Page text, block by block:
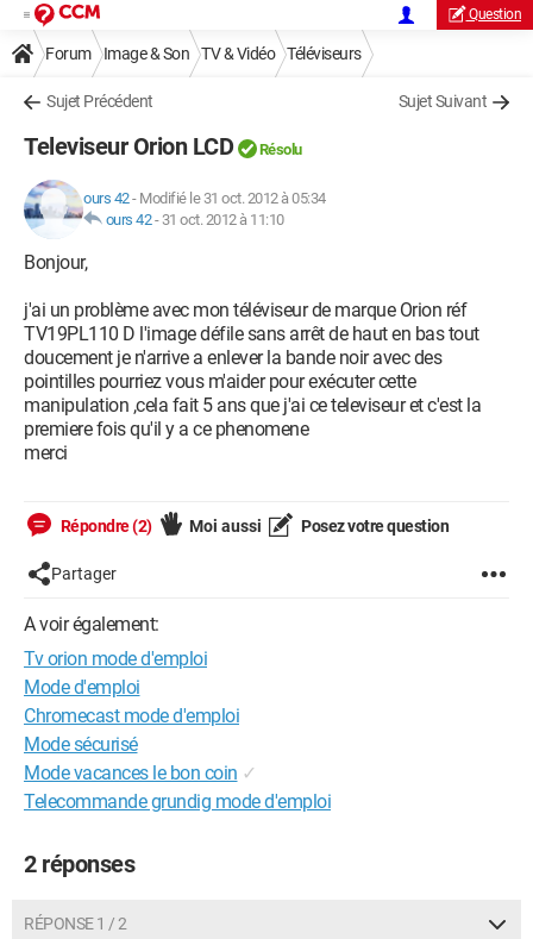
Question
Forum Image & Son TV & Vidéo Téléviseurs
Sujet Précédent Sujet Suivant
Televiseur Orion LCD Résolu
ours 42- Modifié le 31 oct. 2012 à 05:34
ours 42- 31 oct. 2012 à 11:10
Bonjour,
j'ai un problème avec mon téléviseur de marque Orion réf
TV19PL110 D l'image défile sans arrêt de haut en bas tout
doucement je n'arrive a enlever la bande noir avec des
pointilles pourriez vous m'aider pour exécuter cette
manipulation ,cela fait 5 ans que j'ai ce televiseur et c'est la
premiere fois qu'il y a ce phenomene
merci
Répondre (2) Moi aussi Posez votre question
Partager
A voir également:
Tv orion mode d'emploi
Mode d'emploi
Chromecast mode d'emploi
Mode sécurisé
Mode vacances le bon coin ✓
Telecommande grundig mode d'emploi
2 réponses
RÉPONSE 1 / 2